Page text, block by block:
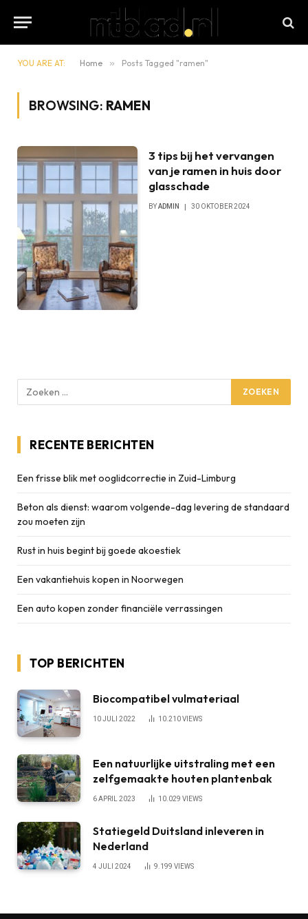
YOU ARE AT: Home » Posts Tagged "ramen"
BROWSING: RAMEN
3 tips bij het vervangen
van je ramen in huis door
glasschade
BYADMIN 30 OKTOBER 2024
RECENTE BERICHTEN
Een frisse blik met ooglidcorrectie in Zuid-Limburg
Beton als dienst: waarom volgende-dag levering de standaard
zou moeten zijn
Rust in huis begint bij goede akoestiek
Een vakantiehuis kopen in Noorwegen
Een auto kopen zonder financiële verrassingen
TOP BERICHTEN
Biocompatibel vulmateriaal
10 JULI 2022 10.210VIEWS
Een natuurlijke uitstraling met een
zelfgemaakte houten plantenbak
6 APRIL 2023 10.029 VIEWS
Statiegeld Duitsland inleveren in
Nederland
4 JULI 2024 9.199 VIEWS